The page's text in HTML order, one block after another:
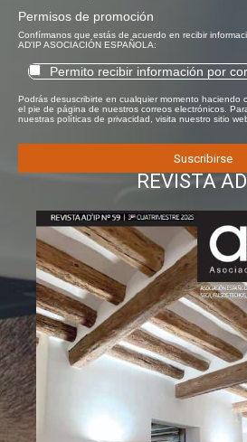
Permisos de promoción
Confírmanos que estás de acuerdo en recibir
AD'IP ASOCIACIÓN ESPAÑOLA:
Permito recibir información por
Podrás desuscribirte en cualquier momento haciendo
el pie de página de nuestros correos electrónicos.
nuestras políticas de privacidad, visita nuestro sitio
REVISTA